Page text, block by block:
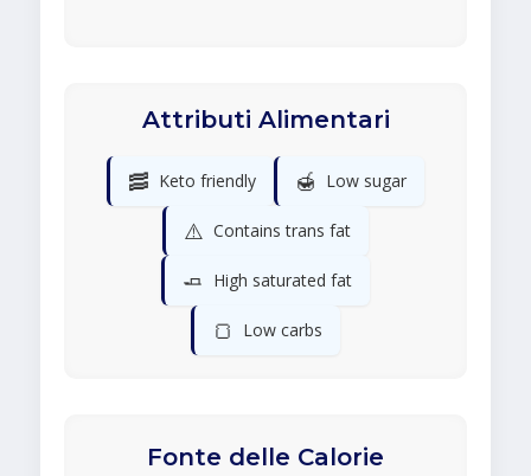
Attributi Alimentari
🥓 Keto friendly 🍯 Low sugar
⚠️ Contains trans fat
🧈 High saturated fat
🍞 Low carbs
Fonte delle Calorie